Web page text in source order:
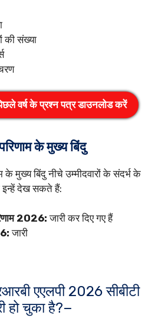
की संख्या
वर्ष के प्रश्न पत्र डाउनलोड करें
के मुख्य बिंदु
के मुख्य बिंदु नीचे उम्मीदवारों के संदर्भ के
इन्हें देख सकते हैं:
2026: जारी कर दिए गए हैं
जारी
एएलपी 2026 सीबीटी
हो चुका है?−